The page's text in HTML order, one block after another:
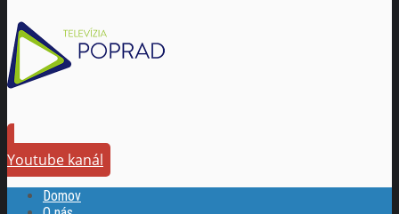
Youtube kanál
Domov